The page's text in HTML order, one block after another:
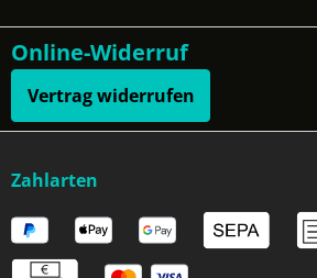
Online-Widerruf
Vertrag widerrufen
Zahlarten